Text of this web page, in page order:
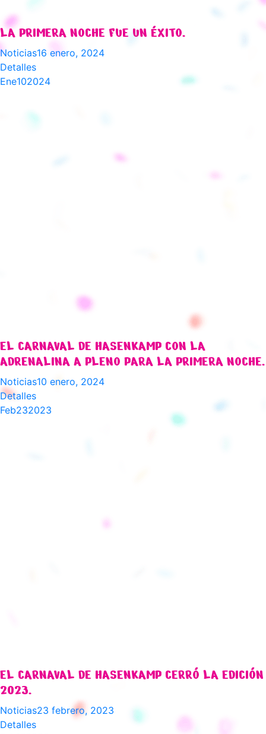
LA PRIMERA NOCHE FUE UN ÉXITO.
Noticias16 enero, 2024
Detalles
Ene102024
EL CARNAVAL DE HASENKAMP CON LA
ADRENALINA A PLENO PARA LA PRIMERA NOCHE.
Noticias10 enero, 2024
Detalles
Feb232023
EL CARNAVAL DE HASENKAMP CERRÓ LA EDICIÓN
2023.
Noticias23 febrero, 2023
Detalles